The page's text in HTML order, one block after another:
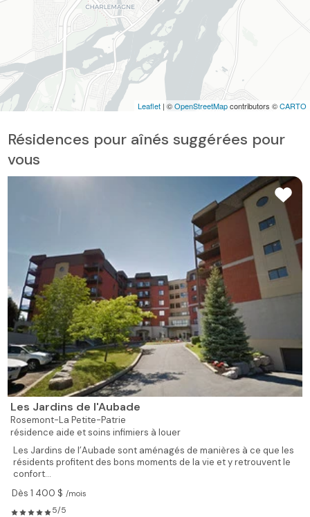
Leaflet | ©OpenStreetMapcontributors ©CARTO
Résidences pour aînés suggérées pour
vous
Les Jardins de l'Aubade
Rosemont-La Petite-Patrie
résidence aide et soins infimiers à louer
Les Jardins de l’Aubade sont aménagés de manières à ce que les
résidents profitent des bons moments de la vie et y retrouvent le
confort...
Dès 1 400 $ /mois
5/5